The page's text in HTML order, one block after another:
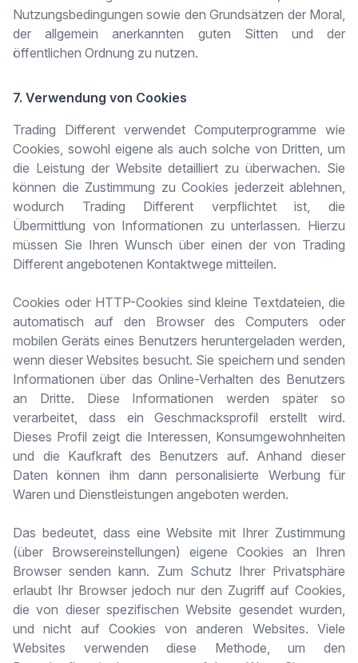
Nutzungsbedingungen sowie den Grundsätzen der Moral,
der allgemein anerkannten guten Sitten und der
öffentlichen Ordnung zu nutzen.
7. Verwendung von Cookies
Trading Different verwendet Computerprogramme wie
Cookies, sowohl eigene als auch solche von Dritten, um
die Leistung der Website detailliert zu überwachen. Sie
können die Zustimmung zu Cookies jederzeit ablehnen,
wodurch Trading Different verpflichtet ist, die
Übermittlung von Informationen zu unterlassen. Hierzu
müssen Sie Ihren Wunsch über einen der von Trading
Different angebotenen Kontaktwege mitteilen.
Cookies oder HTTP-Cookies sind kleine Textdateien, die
automatisch auf den Browser des Computers oder
mobilen Geräts eines Benutzers heruntergeladen werden,
wenn dieser Websites besucht. Sie speichern und senden
Informationen über das Online-Verhalten des Benutzers
an Dritte. Diese Informationen werden später so
verarbeitet, dass ein Geschmacksprofil erstellt wird.
Dieses Profil zeigt die Interessen, Konsumgewohnheiten
und die Kaufkraft des Benutzers auf. Anhand dieser
Daten können ihm dann personalisierte Werbung für
Waren und Dienstleistungen angeboten werden.
Das bedeutet, dass eine Website mit Ihrer Zustimmung
(über Browsereinstellungen) eigene Cookies an Ihren
Browser senden kann. Zum Schutz Ihrer Privatsphäre
erlaubt Ihr Browser jedoch nur den Zugriff auf Cookies,
die von dieser spezifischen Website gesendet wurden,
und nicht auf Cookies von anderen Websites. Viele
Websites verwenden diese Methode, um den